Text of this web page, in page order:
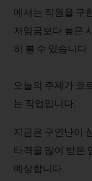
에서는 직원을 구
저임금보다 높은
히 볼 수 있습니다.
오늘의 주제가 코
는 직업입니다.
지금은 구인난이
타격을 많이 받은
예상합니다.